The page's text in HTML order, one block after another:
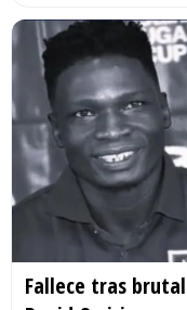
Fallece tras